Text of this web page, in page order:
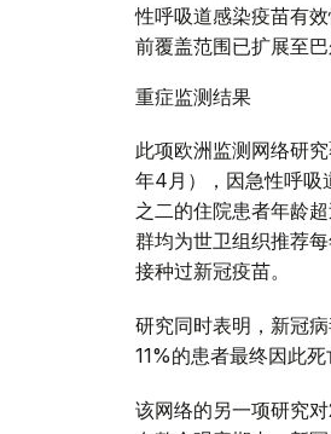
性呼吸道感染疫苗有
前覆盖范围已扩展至
重症监测结果
此项欧洲监测网络研
年4月），因急性呼吸
之二的住院患者年龄
群均为世卫组织推荐
接种过新冠疫苗。
研究同时表明，新冠
11%的患者最终因此死
该网络的另一项研究